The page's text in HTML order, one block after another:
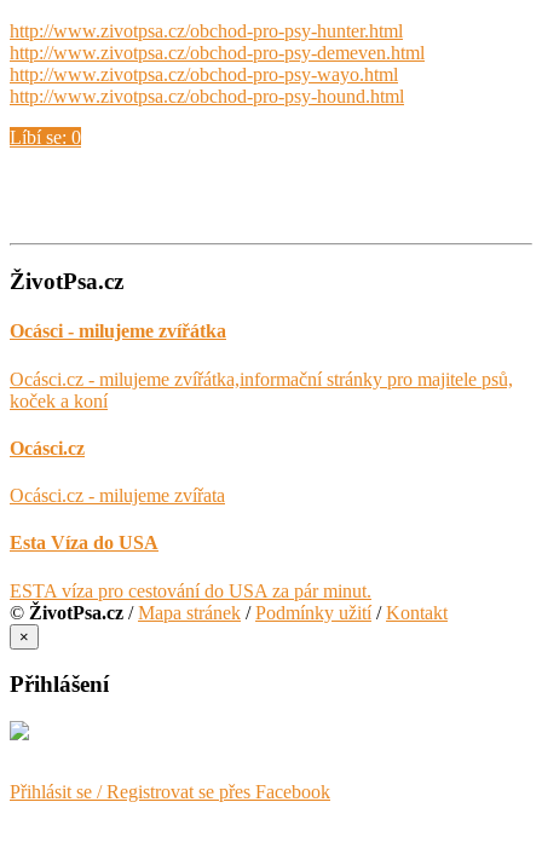
http://www.zivotpsa.cz/obchod-pro-psy-hunter.html
http://www.zivotpsa.cz/obchod-pro-psy-demeven.html
http://www.zivotpsa.cz/obchod-pro-psy-wayo.html
http://www.zivotpsa.cz/obchod-pro-psy-hound.html
Líbí se: 0
ŽivotPsa.cz
Ocásci - milujeme zvířátka
Ocásci.cz - milujeme zvířátka,informační stránky pro majitele psů,
koček a koní
Ocásci.cz
Ocásci.cz - milujeme zvířata
Esta Víza do USA
ESTA víza pro cestování do USA za pár minut.
© ŽivotPsa.cz /Mapa stránek /Podmínky užití/Kontakt
×
Přihlášení
Přihlásit se / Registrovat se přes Facebook